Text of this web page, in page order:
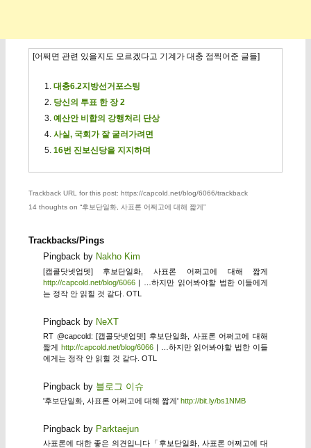
[어쩌면 관련 있을지도 모르겠다고 기계가 대충 점찍어준 글들]
대충6.2지방선거포스팅
당신의 투표 한 장 2
예산안 비합의 강행처리 단상
사실, 국회가 잘 굴러가려면
16번 진보신당을 지지하며
Trackback URL for this post: https://capcold.net/blog/6066/trackback
14 thoughts on “후보단일화, 사표론 어쩌고에 대해 짧게 ”
Trackbacks/Pings
Pingback by Nakho Kim
[캡콜닷넷업뎃] 후보단일화, 사표론 어쩌고에 대해 짧게
http://capcold.net/blog/6066| …하지만 읽어봐야할 법한 이들에게
는 정작 안 읽힐 것 같다. OTL
Pingback by NeXT
RT @capcold: [캡콜닷넷업뎃] 후보단일화, 사표론 어쩌고에 대해
짧게 http://capcold.net/blog/6066| …하지만 읽어봐야할 법한 이들
에게는 정작 안 읽힐 것 같다. OTL
Pingback by 블로그 이슈
'후보단일화, 사표론 어쩌고에 대해 짧게' http://bit.ly/bs1NMB
Pingback by Parktaejun
사표론에 대한 좋은 의견입니다「후보단일화, 사표론 어쩌고에 대